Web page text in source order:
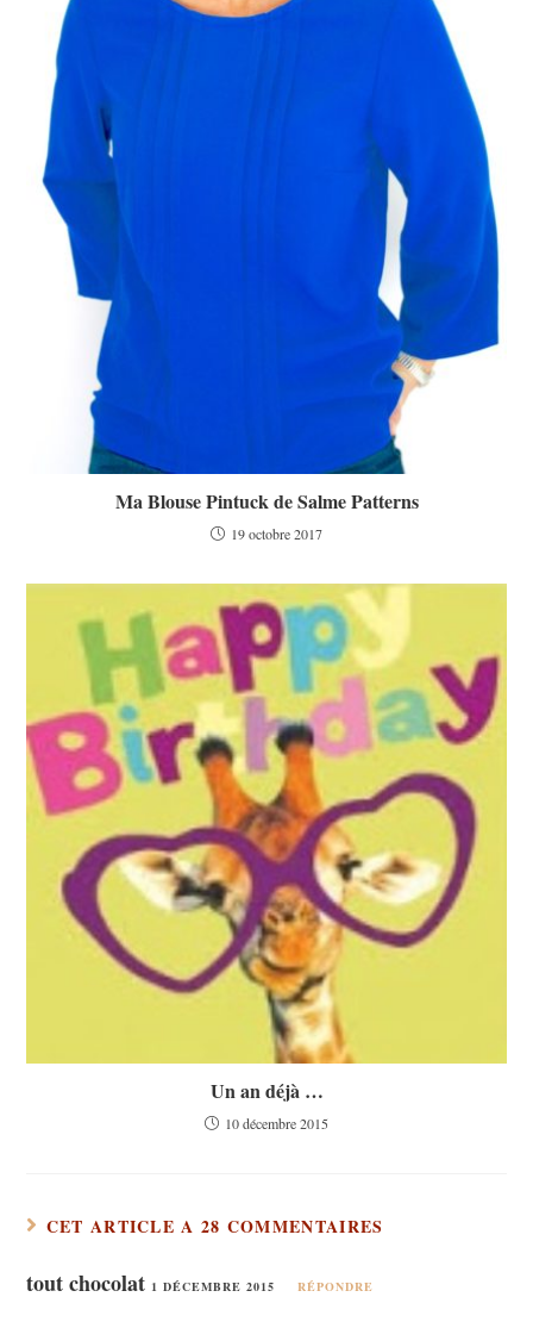
Ma Blouse Pintuck de Salme Patterns
19 octobre 2017
Un an déjà …
10 décembre 2015
CET ARTICLE A 28 COMMENTAIRES
tout chocolat 1 DÉCEMBRE 2015 RÉPONDRE